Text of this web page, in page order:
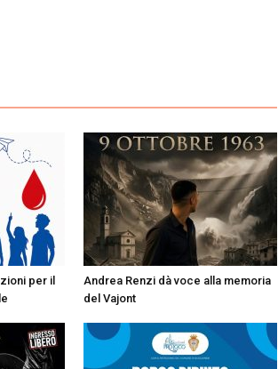
per il
Andrea Renzi dà voce alla memoria
del Vajont